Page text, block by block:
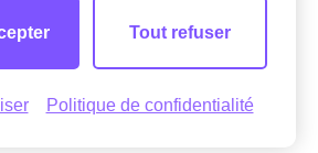
Tout refuser
Politique de confidentialité